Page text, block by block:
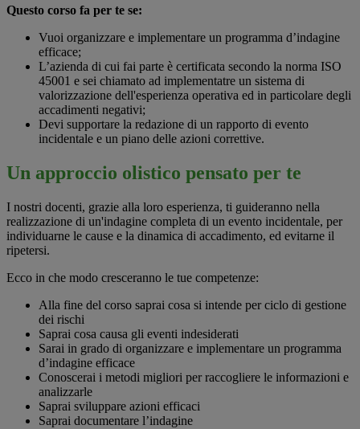
Questo corso fa per te se:
Vuoi organizzare e implementare un programma d’indagine
efficace;
L’azienda di cui fai parte è certificata secondo la norma ISO
45001 e sei chiamato ad implementatre un sistema di
valorizzazione dell'esperienza operativa ed in particolare degli
accadimenti negativi;
Devi supportare la redazione di un rapporto di evento
incidentale e un piano delle azioni correttive.
Un approccio olistico pensato per te
I nostri docenti, grazie alla loro esperienza, ti guideranno nella
realizzazione di un'indagine completa di un evento incidentale, per
individuarne le cause e la dinamica di accadimento, ed evitarne il
ripetersi.
Ecco in che modo cresceranno le tue competenze:
Alla fine del corso saprai cosa si intende per ciclo di gestione
dei rischi
Saprai cosa causa gli eventi indesiderati
Sarai in grado di organizzare e implementare un programma
d’indagine efficace
Conoscerai i metodi migliori per raccogliere le informazioni e
analizzarle
Saprai sviluppare azioni efficaci
Saprai documentare l’indagine